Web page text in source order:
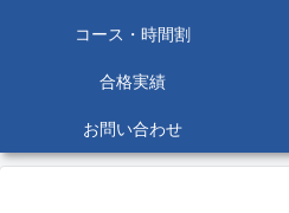
コース・時間割
合格実績
お問い合わせ